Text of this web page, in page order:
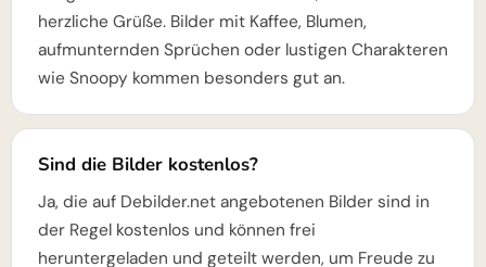
herzliche Grüße. Bilder mit Kaffee, Blumen,
aufmunternden Sprüchen oder lustigen Charakteren
wie Snoopy kommen besonders gut an.
Sind die Bilder kostenlos?
Ja, die auf Debilder.net angebotenen Bilder sind in
der Regel kostenlos und können frei
heruntergeladen und geteilt werden, um Freude zu